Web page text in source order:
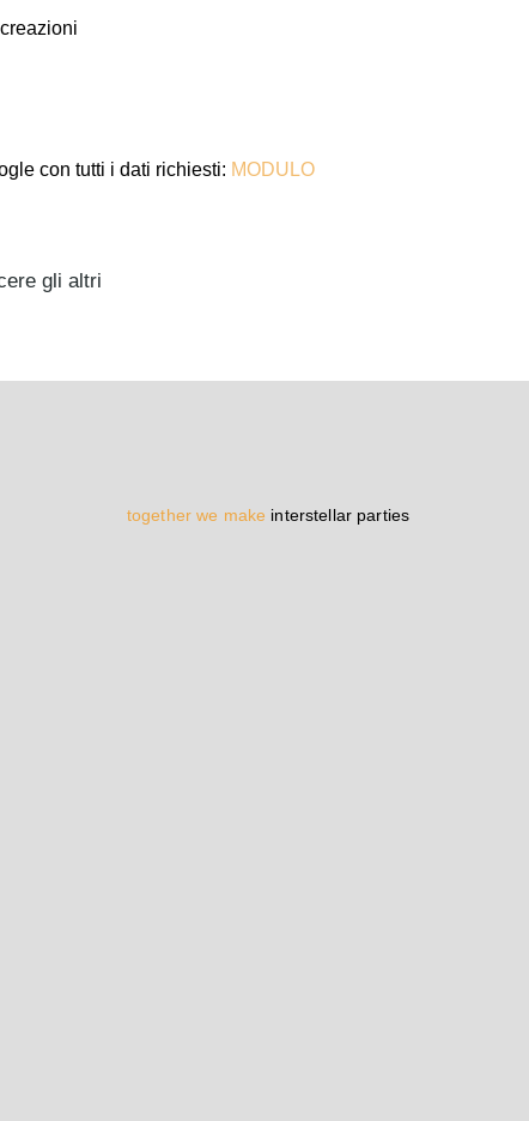
con tutti i dati richiesti: MODULO
gli altri
together we make interstellar parties